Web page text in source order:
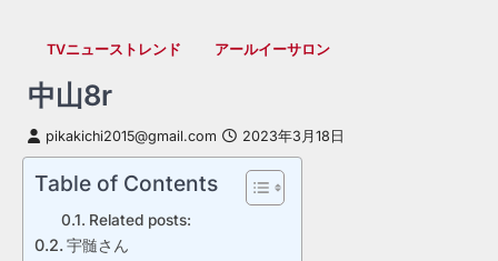
TVニューストレンド アールイーサロン
中山8r
pikakichi2015@gmail.com 2023年3月18日
Table of Contents
Related posts:
宇髄さん